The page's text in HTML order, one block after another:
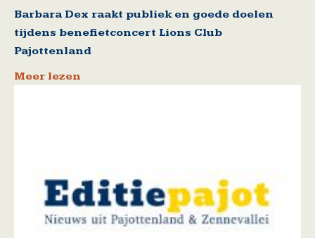
Barbara Dex raakt publiek en goede doelen
tijdens benefietconcert Lions Club
Pajottenland
Meer lezen